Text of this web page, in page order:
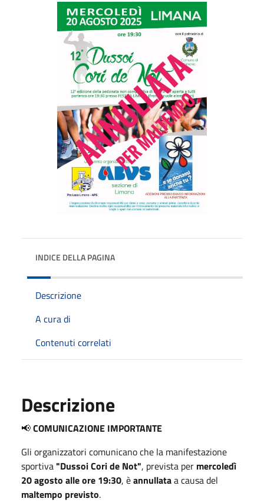
INDICE DELLA PAGINA
Descrizione
A cura di
Contenuti correlati
Descrizione
📢COMUNICAZIONE IMPORTANTE
Gli organizzatori comunicano che la manifestazione
sportiva"Dussoi Cori de Not", prevista per mercoledì
20 agosto alle ore 19:30, èannullataa causa del
maltempo previsto.